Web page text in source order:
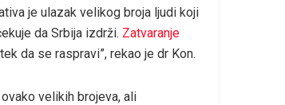
je ulazak velikog broja ljudi koji
da Srbija izdrži. Zatvaranje
da se raspravi”, rekao je dr Kon.
velikih brojeva, ali